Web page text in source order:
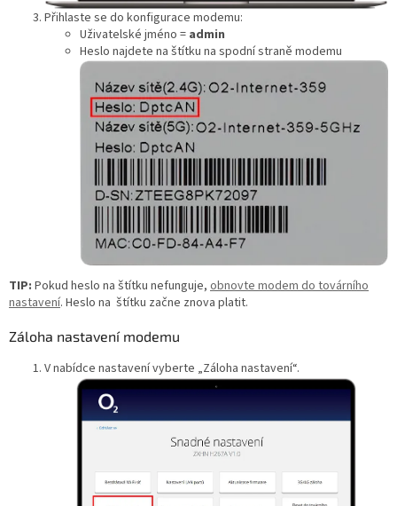
Přihlaste se do konfigurace modemu:
Uživatelské jméno = admin
Heslo najdete na štítku na spodní straně modemu
TIP: Pokud heslo na štítku nefunguje, obnovte modem do továrního
nastavení. Heslo na štítku začne znova platit.
Záloha nastavení modemu
V nabídce nastavení vyberte „Záloha nastavení“.